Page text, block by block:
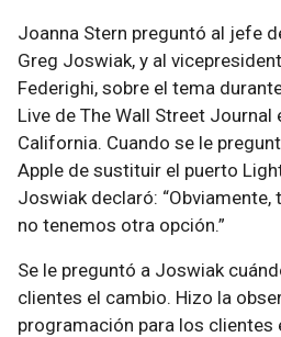
Joanna Stern preguntó al jefe
Greg Joswiak, y al
Federighi, sobre el tema
Live de The Wall Street Journal
California. Cuando se le
Apple de sustituir el puerto
Joswiak declaró:
no tenemos otra opción.”
Se le preguntó a Joswiak
clientes el cambio. Hizo la
programación para los clientes